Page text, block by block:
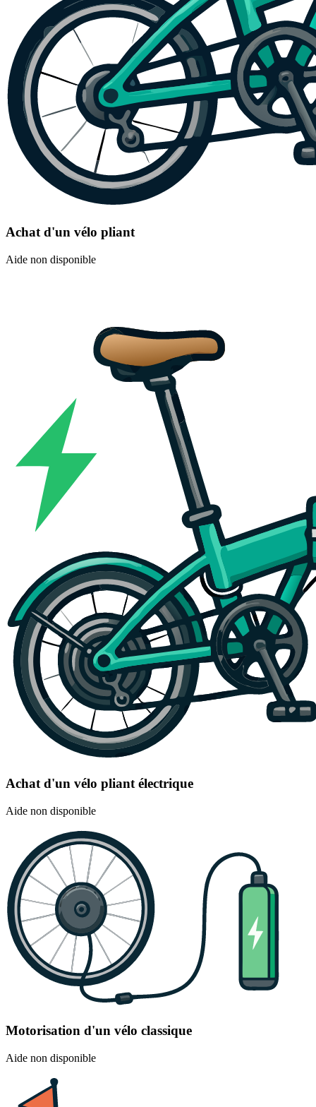
Achat d'un vélo pliant
Aide non disponible
Achat d'un vélo pliant électrique
Aide non disponible
Motorisation d'un vélo classique
Aide non disponible